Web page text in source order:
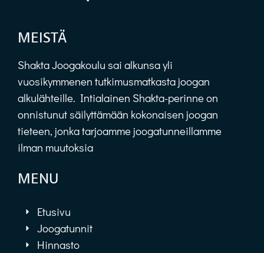
MEISTÄ
Shakta Joogakoulu sai alkunsa yli
vuosikymmenen tutkimusmatkasta joogan
alkulähteille. Intialainen Shakta-perinne on
onnistunut säilyttämään kokonaisen joogan
tieteen, jonka tarjoamme joogatunneillamme
ilman muutoksia
MENU
Etusivu
Joogatunnit
Hinnasto